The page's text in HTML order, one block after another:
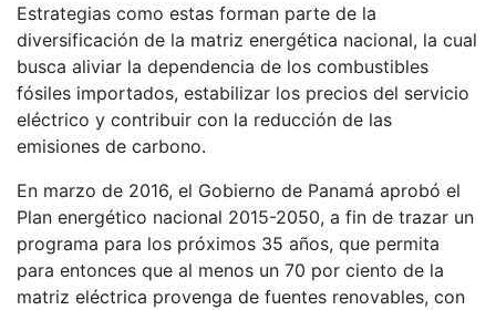
Estrategias como estas forman parte de la
diversificación de la matriz energética nacional, la cual
busca aliviar la dependencia de los combustibles
fósiles importados, estabilizar los precios del servicio
eléctrico y contribuir con la reducción de las
emisiones de carbono.
En marzo de 2016, el Gobierno de Panamá aprobó el
Plan energético nacional 2015-2050, a fin de trazar un
programa para los próximos 35 años, que permita
para entonces que al menos un 70 por ciento de la
matriz eléctrica provenga de fuentes renovables, con